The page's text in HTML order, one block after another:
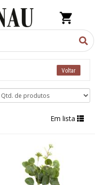
Em lista